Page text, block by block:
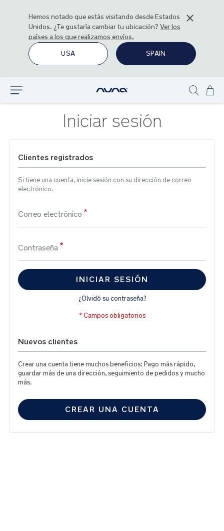
Hemos notado que estás visitando desdeEstados
Unidos. ¿Te gustaría cambiar tu ubicación? Ver los
países a los que realizamos envíos.
USA
SPAIN
Ir
Iniciar sesión
Clientes registrados
Si tiene una cuenta, inicie sesión con su dirección de correo
electrónico.
Correo electrónico
Contraseña
INICIAR SESIÓN
¿Olvidó su contraseña?
Nuevos clientes
Crear una cuenta tiene muchos beneficios: Pago más rápido,
guardar más de una dirección, seguimiento de pedidos y mucho
más.
CREAR UNA CUENTA